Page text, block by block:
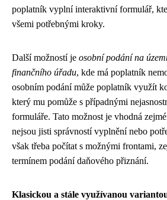
poplatník vyplní interaktivní formulář,
všemi potřebnými kroky.
Další možností je osobní podání na
finančního úřadu, kde má poplatník
osobním podání může poplatník využít
který mu pomůže s případnými
formuláře. Tato možnost je vhodná
nejsou jisti správností vyplnění nebo
však třeba počítat s možnými frontami,
termínem podání daňového přiznání.
Klasickou a stále využívanou